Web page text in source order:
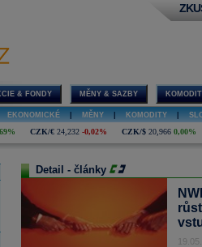
& FONDY MĚNY & SAZBY
EKONOMICKÉ MĚNY KOMODITY
CZK/€ 24,232 -0,02% CZK/$ 20,966 0,00%
Detail - články